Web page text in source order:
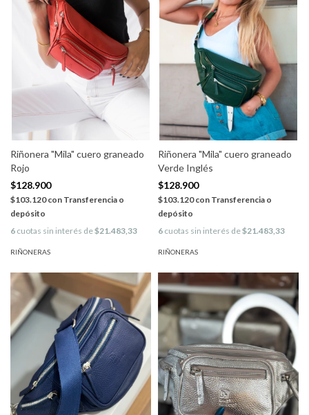
Riñonera "Mila" cuero graneado
Rojo
$128.900
$103.120con Transferencia o
depósito
6 cuotas sin interés de$21.483,33
RIÑONERAS
Riñonera "Mila" cuero graneado
Verde Inglés
$128.900
$103.120con Transferencia o
depósito
6 cuotas sin interés de$21.483,33
RIÑONERAS